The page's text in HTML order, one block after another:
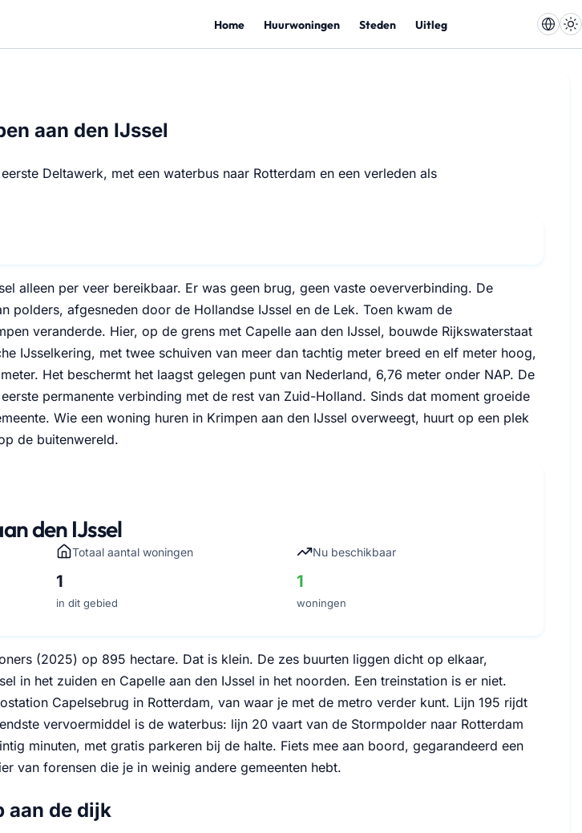
Home Huurwoningen Steden Uitleg
aan den IJssel
Deltawerk, met een waterbus naar Rotterdam en een verleden als
alleen per veer bereikbaar. Er was geen brug, geen vaste oeververbinding. De
polders, afgesneden door de Hollandse IJssel en de Lek. Toen kwam de
veranderde. Hier, op de grens met Capelle aan den IJssel, bouwde Rijkswaterstaat
IJsselkering, met twee schuiven van meer dan tachtig meter breed en elf meter hoog,
Het beschermt het laagst gelegen punt van Nederland, 6,76 meter onder NAP. De
permanente verbinding met de rest van Zuid-Holland. Sinds dat moment groeide
Wie een woning huren in Krimpen aan den IJssel overweegt, huurt op een plek
de buitenwereld.
den IJssel
Totaal aantal woningen
1
in dit gebied
Nu beschikbaar
1
woningen
(2025) op 895 hectare. Dat is klein. De zes buurten liggen dicht op elkaar,
in het zuiden en Capelle aan den IJssel in het noorden. Een treinstation is er niet.
Capelsebrug in Rotterdam, van waar je met de metro verder kunt. Lijn 195 rijdt
vervoermiddel is de waterbus: lijn 20 vaart van de Stormpolder naar Rotterdam
minuten, met gratis parkeren bij de halte. Fiets mee aan boord, gegarandeerd een
van forensen die je in weinig andere gemeenten hebt.
aan de dijk